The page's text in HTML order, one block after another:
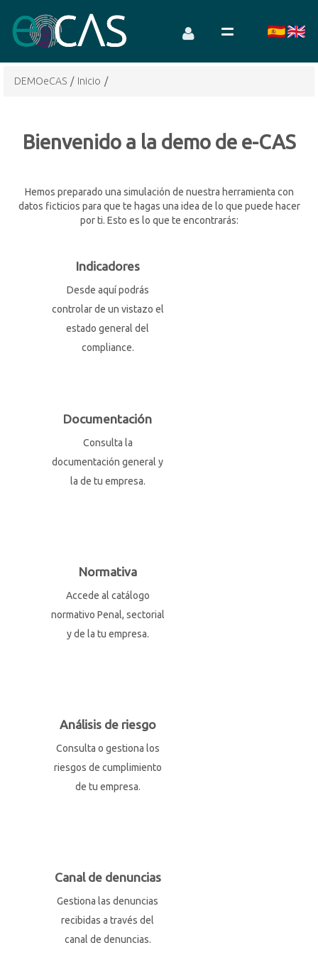
DEMOeCAS / Inicio /
Bienvenido a la demo de e-CAS
Hemos preparado una simulación de nuestra herramienta con
datos ficticios para que te hagas una idea de lo que puede hacer
por ti. Esto es lo que te encontrarás:
Indicadores
Desde aquí podrás
controlar de un vistazo el
estado general del
compliance.
Documentación
Consulta la
documentación general y
la de tu empresa.
Normativa
Accede al catálogo
normativo Penal, sectorial
y de la tu empresa.
Análisis de riesgo
Consulta o gestiona los
riesgos de cumplimiento
de tu empresa.
Canal de denuncias
Gestiona las denuncias
recibidas a través del
canal de denuncias.